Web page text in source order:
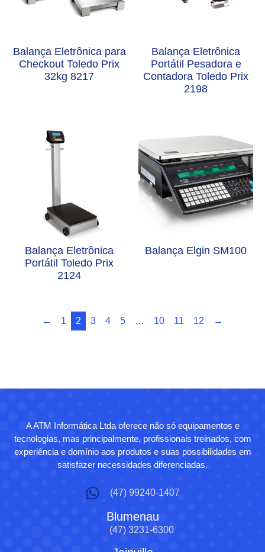
Balança Eletrônica para
Checkout Toledo Prix
32kg 8217
Balança Eletrônica
Portátil Pesadora e
Contadora Toledo Prix
2198
Balança Eletrônica
Portátil Toledo Prix
2124
Balança Elgin SM100
← 1 2 3 4 5 … 10 11 12 →
A ATM Informática Ltda oferece não só equipamentos e
tecnologias, mas principalmente, profissionais treinados, com
experiência e domínio aos produtos e suas possibilidades em
satisfazer necessidades diferenciadas.
(47) 99240-1407
Blumenau
(47) 3231-6300